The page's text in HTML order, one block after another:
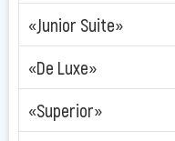
Мы работаем для
отдых и бизнес
Бутик Отель «Voyage»
Весь спектр
«Junior Suite»
«De Luxe»
«Superior»